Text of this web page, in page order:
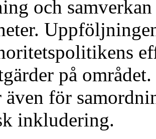
och
på
även för
inkludering.